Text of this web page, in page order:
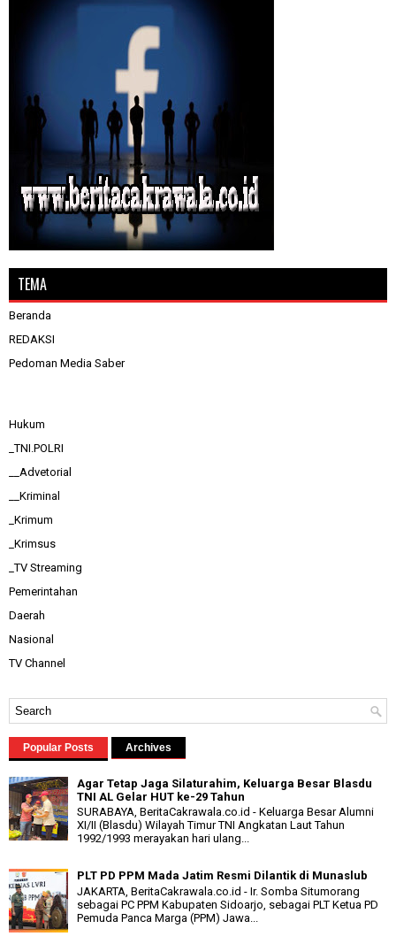
TEMA
Beranda
REDAKSI
Pedoman Media Saber
Hukum
_TNI.POLRI
__Advetorial
__Kriminal
_Krimum
_Krimsus
_TV Streaming
Pemerintahan
Daerah
Nasional
TV Channel
Popular Posts Archives
Agar Tetap Jaga Silaturahim, Keluarga Besar Blasdu
TNI AL Gelar HUT ke-29 Tahun
SURABAYA, BeritaCakrawala.co.id - Keluarga Besar Alumni
XI/II (Blasdu) Wilayah Timur TNI Angkatan Laut Tahun
1992/1993 merayakan hari ulang...
PLT PD PPM Mada Jatim Resmi Dilantik di Munaslub
JAKARTA, BeritaCakrawala.co.id - Ir. Somba Situmorang
sebagai PC PPM Kabupaten Sidoarjo, sebagai PLT Ketua PD
Pemuda Panca Marga (PPM) Jawa...